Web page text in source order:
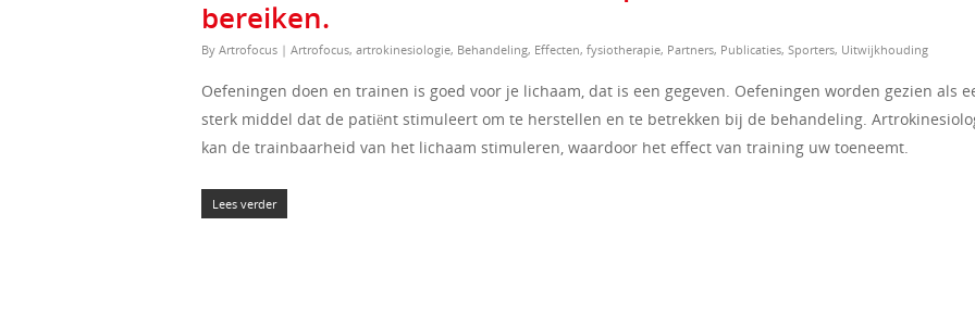
bereiken.
By Artrofocus | Artrofocus, artrokinesiologie, Behandeling, Effecten, fysiotherapie, Partners, Publicaties, Sporters, Uitwijkhouding
Oefeningen doen en trainen is goed voor je lichaam, dat is een gegeven. Oefeningen worden gezien als
sterk middel dat de patiënt stimuleert om te herstellen en te betrekken bij de behandeling.
kan de trainbaarheid van het lichaam stimuleren, waardoor het effect van training uw toeneemt.
Lees verder